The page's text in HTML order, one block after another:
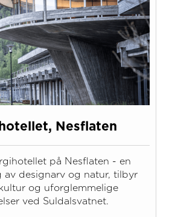
Nesflaten
på Nesflaten - en
av designarv og natur, tilbyr
og uforglemmelige
ved Suldalsvatnet.